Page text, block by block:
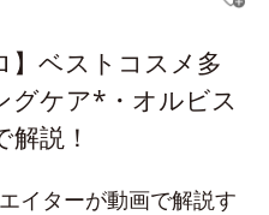
】ベストコスメ多
グケア*・オルビス
説！
イターが動画で解説す